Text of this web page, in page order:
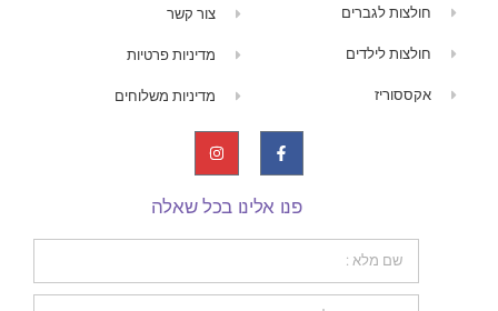
חולצות לגברים
חולצות לילדים
אקססוריז
צור קשר
מדיניות פרטיות
מדיניות משלוחים
פנו אלינו בכל שאלה